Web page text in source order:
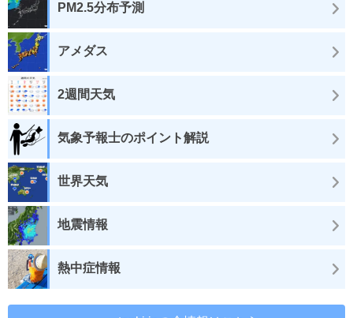
PM2.5分布予測
アメダス
2週間天気
気象予報士のポイント解説
世界天気
地震情報
熱中症情報